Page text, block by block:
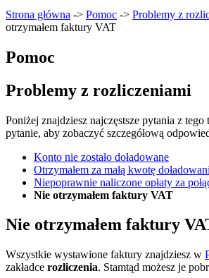
Strona główna -> Pomoc -> Problemy z
otrzymałem faktury VAT
Pomoc
Problemy z rozliczeniami
Poniżej znajdziesz najczęstsze pytania z
pytanie, aby zobaczyć szczegółową
Konto nie zostało doładowane
Otrzymałem za małą kwotę
Niepoprawnie naliczone opłaty za
Nie otrzymałem faktury VAT
Nie otrzymałem faktury
Wszystkie wystawione faktury znajdziesz w
zakładce rozliczenia. Stamtąd możesz je